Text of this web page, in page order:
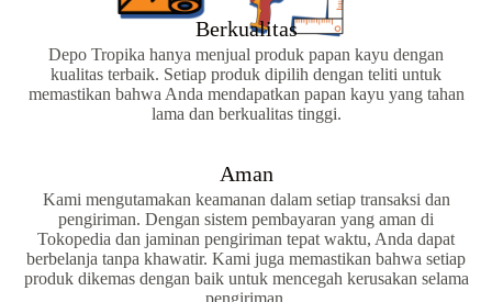
Berkualitas
Depo Tropika hanya menjual produk papan kayu dengan
kualitas terbaik. Setiap produk dipilih dengan teliti untuk
memastikan bahwa Anda mendapatkan papan kayu yang tahan
lama dan berkualitas tinggi.
Aman
Kami mengutamakan keamanan dalam setiap transaksi dan
pengiriman. Dengan sistem pembayaran yang aman di
Tokopedia dan jaminan pengiriman tepat waktu, Anda dapat
berbelanja tanpa khawatir. Kami juga memastikan bahwa setiap
produk dikemas dengan baik untuk mencegah kerusakan selama
pengiriman.